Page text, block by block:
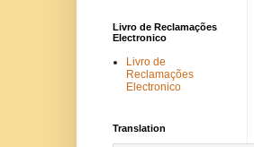
Livro de Reclamações
Electronico
Livro de
Reclamações
Electronico
Translation